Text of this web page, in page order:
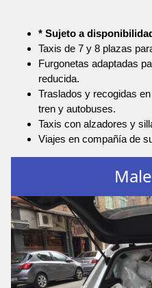
* Sujeto a
Taxis de 7 y 8 plazas
Furgonetas adaptadas
reducida.
Traslados y recogidas
tren y autobuses.
Taxis con alzadores y
Viajes en compañía de